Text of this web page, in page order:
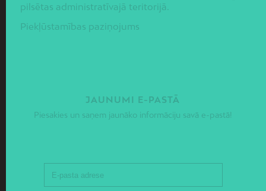
pilsētas administratīvajā teritorijā.
Piekļūstamības paziņojums
JAUNUMI E-PASTĀ
Piesakies un saņem jaunāko informāciju savā e-pastā!